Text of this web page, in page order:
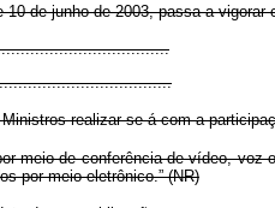
10 de junho de 2003, passa a vigorar
realizar-se-á com a
meio de conferência de vídeo, voz
por meio eletrônico.” (NR)